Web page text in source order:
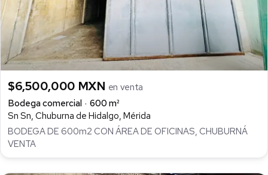
$6,500,000 MXN en venta
Bodega comercial
600 m²
Sn Sn, Chuburna de Hidalgo, Mérida
BODEGA DE 600m2 CON ÁREA DE OFICINAS, CHUBURNÁ
VENTA